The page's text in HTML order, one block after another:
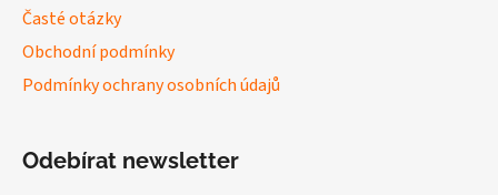
Časté otázky
Obchodní podmínky
Podmínky ochrany osobních údajů
Odebírat newsletter